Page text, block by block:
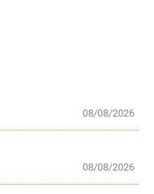
08/08/2026
08/08/2026